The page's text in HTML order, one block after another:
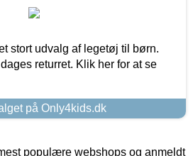
stort udvalg af legetøj til børn.
returret. Klik her for at se
på Only4kids.dk
populære webshops og anmeldt